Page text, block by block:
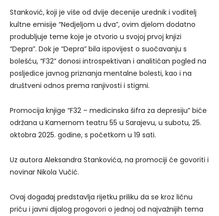
Stanković, koji je više od dvije decenije urednik i voditelj
kultne emisije “Nedjeljom u dva”, ovim djelom dodatno
produbljuje teme koje je otvorio u svojoj prvoj knjizi
“Depra”. Dok je “Depra” bila ispovijest o suočavanju s
bolešću, “F32” donosi introspektivan i analitičan pogled na
posljedice javnog priznanja mentalne bolesti, kao i na
društveni odnos prema ranjivosti i stigmi.
Promocija knjige “F32 – medicinska šifra za depresiju” biće
održana u Kamernom teatru 55 u Sarajevu, u subotu, 25.
oktobra 2025. godine, s početkom u 19 sati.
Uz autora Aleksandra Stankovića, na promociji će govoriti i
novinar Nikola Vučić.
Ovaj događaj predstavlja rijetku priliku da se kroz ličnu
priču i javni dijalog progovori o jednoj od najvažnijih tema